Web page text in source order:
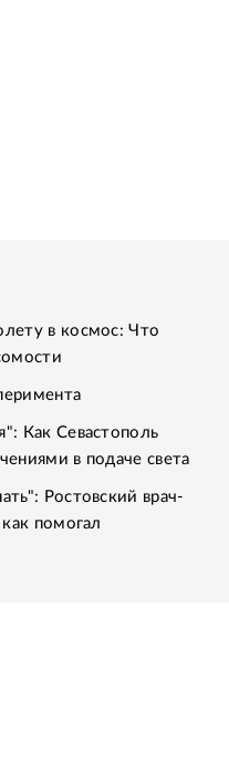
в космос: Что
Как Севастополь
в подаче света
Ростовский врач-
помогал